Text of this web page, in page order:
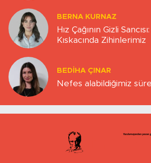
BERNA KURNAZ
Hız Çağının Gizli
Kıskacında Zihinlerimiz
BEDIHA ÇINAR
Nefes alabildiğimiz